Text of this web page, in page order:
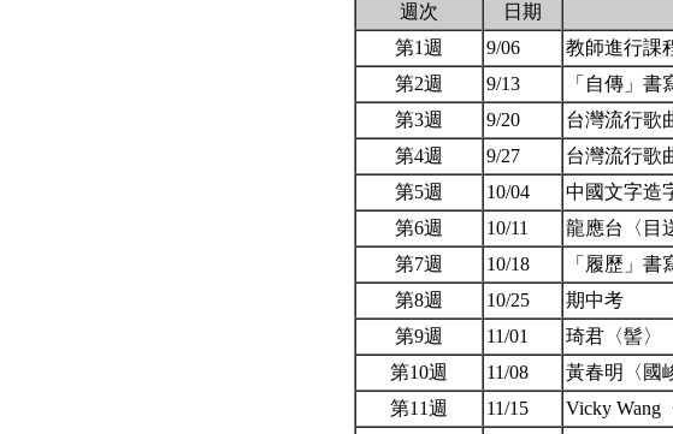
週次
日期
第1週
9/06
教師進行課
第2週
9/13
「自傳」書
第3週
9/20
台灣流行歌
第4週
9/27
台灣流行歌
第5週
10/04
中國文字造
第6週
10/11
龍應台〈目
第7週
10/18
「履歷」書
第8週
10/25
期中考
第9週
11/01
琦君〈髻〉
第10週
11/08
黃春明〈國
第11週
11/15 Vicky Wang